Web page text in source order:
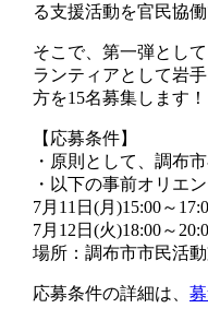
る支援活動を官民協
そこで、第一弾とし
ランティアとして岩
方を15名募集します！
【応募条件】
・原則として、調布
・以下の事前オリエ
7月11日(月)15:00～
7月12日(火)18:00～
場所：調布市市民活
応募条件の詳細は、